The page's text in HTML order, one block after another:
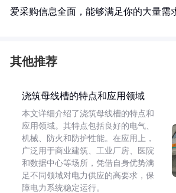
爱采购信息全面，能够满足你的大量需
其他推荐
浇筑母线槽的特点和应用领域
本文详细介绍了浇筑母线槽的特点和
应用领域。其特点包括良好的电气、
机械、防火和防护性能。在应用上，
广泛用于商业建筑、工业厂房、医院
和数据中心等场所，凭借自身优势满
足不同领域对电力供应的高要求，保
障电力系统稳定运行。